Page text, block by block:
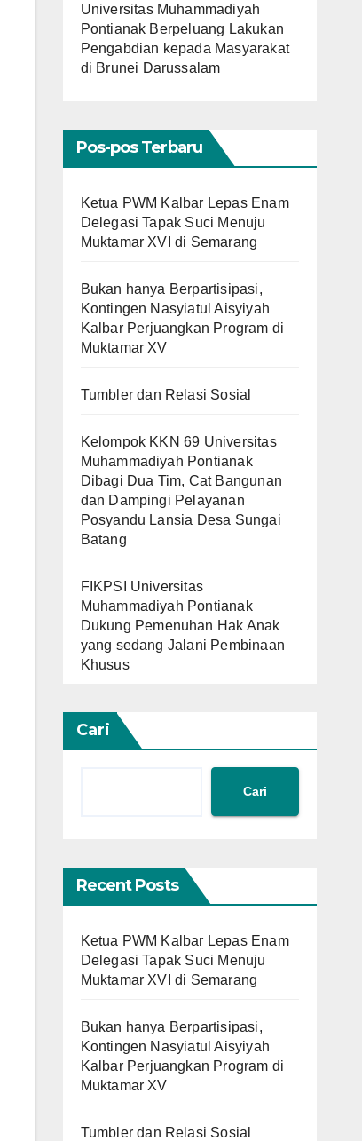
Universitas Muhammadiyah
Pontianak Berpeluang Lakukan
Pengabdian kepada Masyarakat
di Brunei Darussalam
Pos-pos Terbaru
Ketua PWM Kalbar Lepas Enam
Delegasi Tapak Suci Menuju
Muktamar XVI di Semarang
Bukan hanya Berpartisipasi,
Kontingen Nasyiatul Aisyiyah
Kalbar Perjuangkan Program di
Muktamar XV
Tumbler dan Relasi Sosial
Kelompok KKN 69 Universitas
Muhammadiyah Pontianak
Dibagi Dua Tim, Cat Bangunan
dan Dampingi Pelayanan
Posyandu Lansia Desa Sungai
Batang
FIKPSI Universitas
Muhammadiyah Pontianak
Dukung Pemenuhan Hak Anak
yang sedang Jalani Pembinaan
Khusus
Cari
Cari
Recent Posts
Ketua PWM Kalbar Lepas Enam
Delegasi Tapak Suci Menuju
Muktamar XVI di Semarang
Bukan hanya Berpartisipasi,
Kontingen Nasyiatul Aisyiyah
Kalbar Perjuangkan Program di
Muktamar XV
Tumbler dan Relasi Sosial